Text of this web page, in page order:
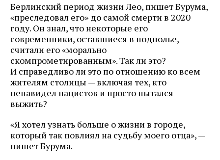
Берлинский период жизни Лео, пишет Бурума,
«преследовал его» до самой смерти в 2020
году. Он знал, что некоторые его
современники, оставшиеся в подполье,
считали его «морально
скомпрометированным». Так ли это?
И справедливо ли это по отношению ко всем
жителям столицы — включая тех, кто
ненавидел нацистов и просто пытался
выжить?
«Я хотел узнать больше о жизни в городе,
который так повлиял на судьбу моего отца», —
пишет Бурума.